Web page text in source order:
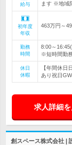
給与
ます ※地域
初年度
年収
463万円～
勤務
時間
8:00～
※短時間勤
休日
休暇
【年間休
あり祝日
求人詳細
創スペース株式会社 |